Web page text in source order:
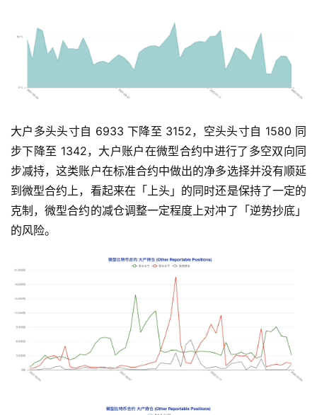
大户多头头寸自 6933 下降至 3152，空头头寸自 1580 同
步下降至 1342，大户账户在微型合约中进行了多空双向同
步减持，这类账户在标准合约中做出的净多选择并没有顺延
到微型合约上，看起来在「上头」的同时还是保持了一定的
克制，微型合约的减仓调整一定程度上对冲了「逆势抄底」
的风险。